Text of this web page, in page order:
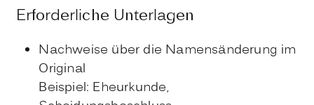
Erforderliche Unterlagen
Nachweise über die Namensänderung im
Original
Beispiel: Eheurkunde,